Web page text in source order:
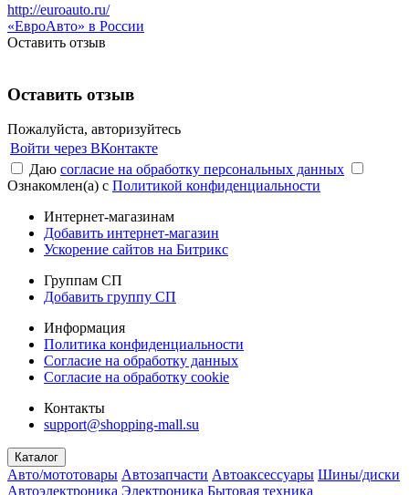
http://euroauto.ru/
«ЕвроАвто» в России
Оставить отзыв
Оставить отзыв
Пожалуйста, авторизуйтесь
Войти через ВКонтакте
Даю согласие на обработку персональных данных
Ознакомлен(а) с Политикой конфиденциальности
Интернет-магазинам
Добавить интернет-магазин
Ускорение сайтов на Битрикс
Группам СП
Добавить группу СП
Информация
Политика конфиденциальности
Согласие на обработку данных
Согласие на обработку cookie
Контакты
support@shopping-mall.su
Каталог
Авто/мототовары Автозапчасти Автоаксессуары Шины/диски
Автоэлектроника Электроника Бытовая техника